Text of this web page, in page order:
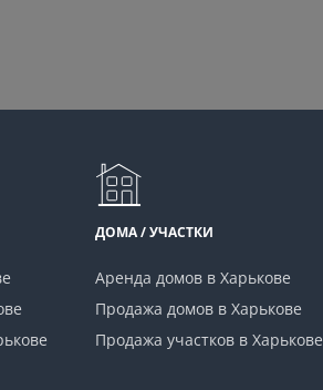
ДОМА / УЧАСТКИ
Аренда домов в Харькове
Продажа домов в Харькове
Продажа участков в Харькове